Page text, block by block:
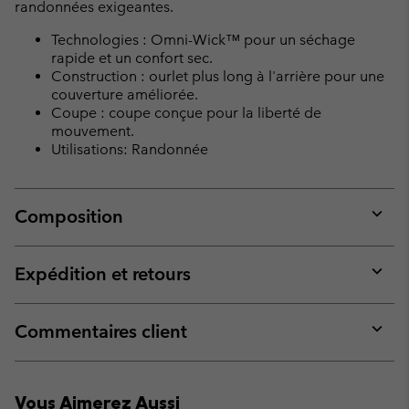
randonnées exigeantes.
Technologies : Omni-Wick™ pour un séchage
rapide et un confort sec.
Construction : ourlet plus long à l'arrière pour une
couverture améliorée.
Coupe : coupe conçue pour la liberté de
mouvement.
Utilisations: Randonnée
Composition
or
Expédition et retours
or
Commentaires client
or
Vous Aimerez Aussi